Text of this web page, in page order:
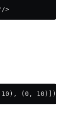
>
(0, 10)])